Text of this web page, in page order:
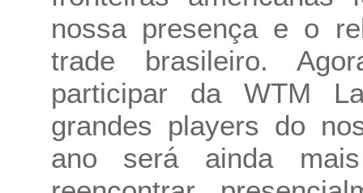
nossa presença e o
trade brasileiro.
participar da WTM
grandes players do
ano será ainda